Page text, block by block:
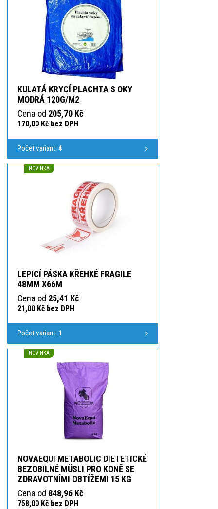
KULATÁ KRYCÍ PLACHTA S OKY
MODRÁ 120G/M2
Cena od 205,70 Kč
170,00 Kč bez DPH
Počet variant: 4
NOVINKA
LEPICÍ PÁSKA KŘEHKÉ FRAGILE
48MM X66M
Cena od 25,41 Kč
21,00 Kč bez DPH
Počet variant: 1
NOVINKA
NOVAEQUI METABOLIC DIETETICKÉ
BEZOBILNÉ MÜSLI PRO KONĚ SE
ZDRAVOTNÍMI OBTÍŽEMI 15 KG
Cena od 848,96 Kč
758,00 Kč bez DPH